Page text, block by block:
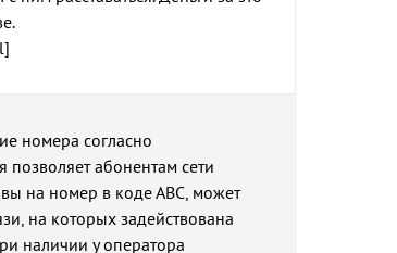
номера согласно
позволяет абонентам сети
на номер в коде АВС, может
на которых задействована
наличии у оператора